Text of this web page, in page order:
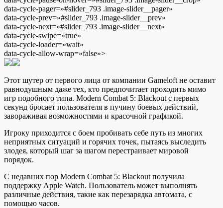
data-cycle-pager=»#slider_793 .image-slider__pager»
data-cycle-prev=»#slider_793 .image-slider__prev»
data-cycle-next=»#slider_793 .image-slider__next»
data-cycle-swipe=»true»
data-cycle-loader=»wait»
data-cycle-allow-wrap=»false»>
Этот шутер от первого лица от компании Gameloft не оставит
равнодушным даже тех, кто предпочитает проходить мимо
игр подобного типа. Modern Combat 5: Blackout с первых
секунд бросает пользователя в пучину боевых действий,
завораживая возможностями и красочной графикой.
Игроку приходится с боем пробивать себе путь из многих
неприятных ситуаций и горячих точек, пытаясь выследить
злодея, который шаг за шагом перестраивает мировой
порядок.
С недавних пор Modern Combat 5: Blackout получила
поддержку Apple Watch. Пользователь может выполнять
различные действия, такие как перезарядка автомата, с
помощью часов.